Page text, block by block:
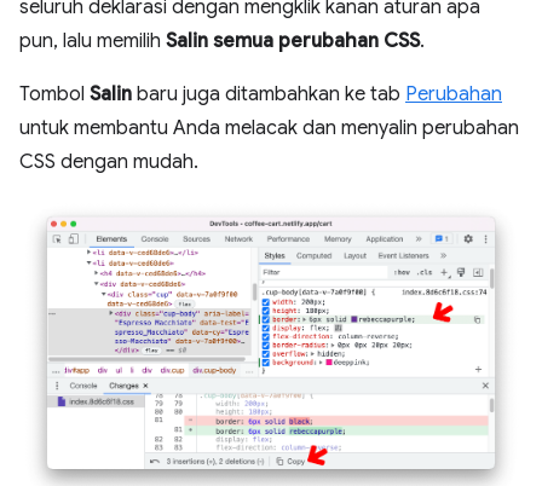
seluruh deklarasi dengan mengklik kanan aturan apa
pun, lalu memilih Salin semua perubahan CSS.
Tombol Salin baru juga ditambahkan ke tab Perubahan
untuk membantu Anda melacak dan menyalin perubahan
CSS dengan mudah.